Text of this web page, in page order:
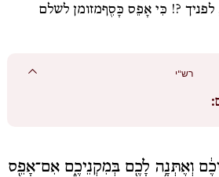
לפניך ?! כִּי אָפֵס כָּסֶףמזומן לשלם
רש"י
וְאֶתְּנָ֥ה לָכֶ֖ם בְּמִקְנֵיכֶ֑ם אִם־אָפֵ֖ס